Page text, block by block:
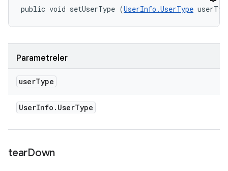
public void setUserType (UserInfo.UserType
Parametreler
userType
UserInfo . UserType
tearDown